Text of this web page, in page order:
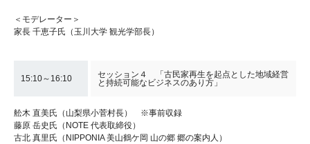
＜モデレーター＞
家長 千恵子氏（玉川大学 観光学部長）
15:10～16:10
セッション４ 「古民家再生を起点とした地域経営
と持続可能なビジネスのあり方」
舩木 直美氏（山梨県小菅村長） ※事前収録
藤原 岳史氏（NOTE 代表取締役）
古北 真里氏（NIPPONIA 美山鶴ケ岡 山の郷 郷の案内人）